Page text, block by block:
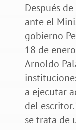
Después
ante el
gobierno
18 de
Arnoldo
a ejecutar
del
se trata de